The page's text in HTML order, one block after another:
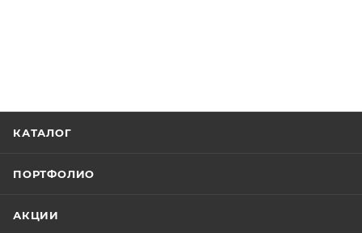
КАТАЛОГ
ПОРТФОЛИО
АКЦИИ